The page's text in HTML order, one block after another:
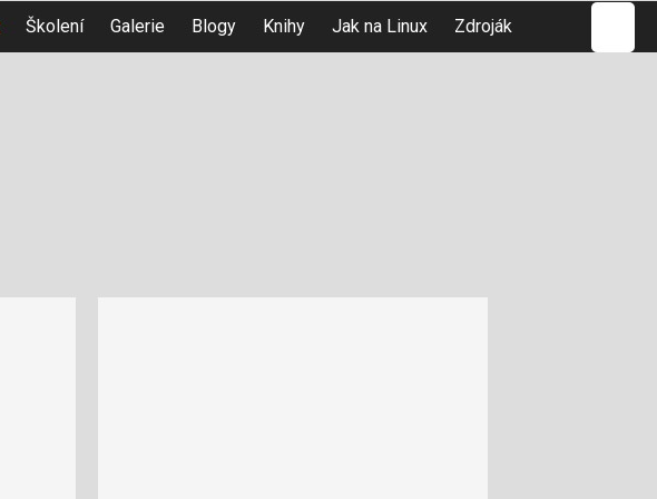
Školení Galerie Blogy Knihy Jak na Linux Zdroják